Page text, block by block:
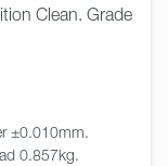
Clean. Grade
±0.010mm.
0.857kg.